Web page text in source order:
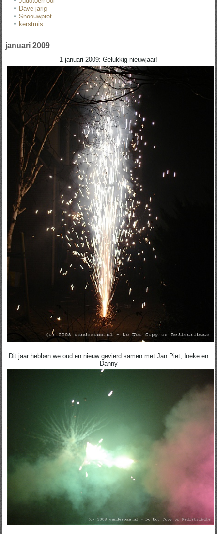
Dave jarig
Sneeuwpret
kerstmis
januari 2009
1 januari 2009: Gelukkig nieuwjaar!
Dit jaar hebben we oud en nieuw gevierd samen met Jan Piet, Ineke en
Danny